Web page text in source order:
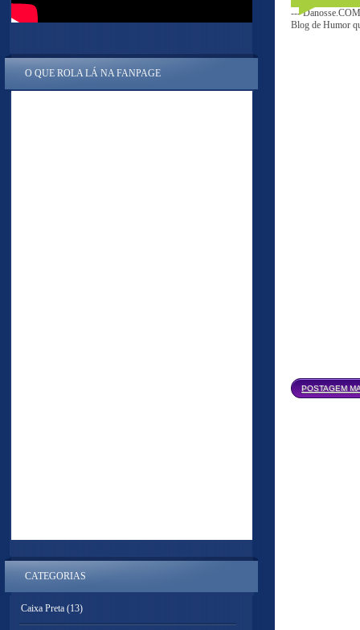
---
Blog de Humor
POSTAGEM
O QUE ROLA LÁ NA FANPAGE
CATEGORIAS
Caixa Preta (13)